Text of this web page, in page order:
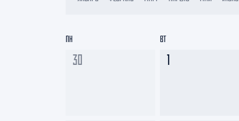
ЦСКА
Шанхайские Драконы
30 1
ПН ВТ